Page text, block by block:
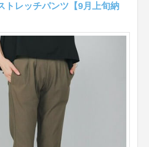
トレッチパンツ【9月上旬納